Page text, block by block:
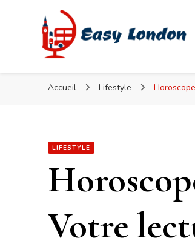
Easy London
Easy London
Accueil Lifestyle
LIFESTYLE
Votre